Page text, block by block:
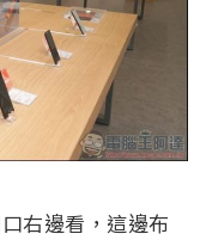
右邊看，這邊布